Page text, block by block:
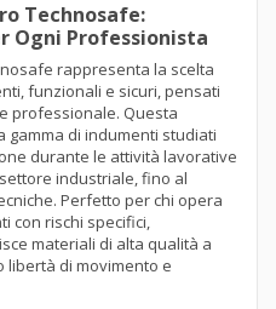
Technosafe:
Ogni Professionista
rappresenta la scelta
funzionali e sicuri, pensati
professionale. Questa
gamma di indumenti studiati
durante le attività lavorative
industriale, fino al
Perfetto per chi opera
con rischi specifici,
materiali di alta qualità a
libertà di movimento e